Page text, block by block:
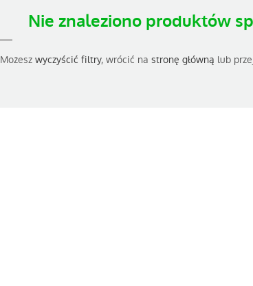
Nie znaleziono produktów
Możesz wyczyścić filtry, wrócić na stronę główną lub